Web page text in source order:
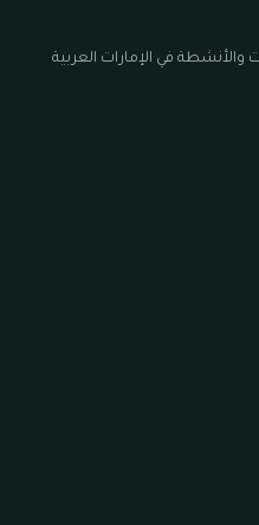
في الإمارات العربية